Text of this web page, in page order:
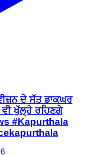
ਦੇ ਸੱਤ ਡਾਕਘਰ
ਖੁੱਲ੍ਹੇ ਰਹਿਣਗੇ
#Kapurthala